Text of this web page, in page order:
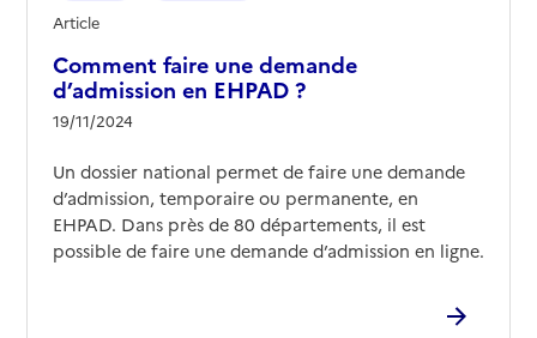
Comment faire une demande
d’admission en EHPAD ?
19/11/2024
Article
Un dossier national permet de faire une demande
d’admission, temporaire ou permanente, en
EHPAD. Dans près de 80 départements, il est
possible de faire une demande d’admission en ligne.